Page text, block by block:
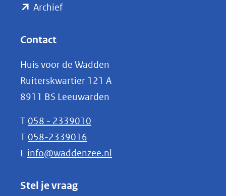
Archief(opent
(verwijst
naar
een
andere
website)
Contact
Huis voor de Wadden
Ruiterskwartier 121 A
8911 BS Leeuwarden
T 058 - 2339010
T 058-2339016
E info@waddenzee.nl
Stel je vraag